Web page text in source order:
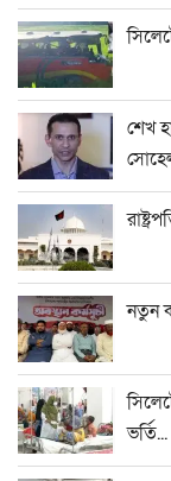
শেখ
নতুন
ভর্তি...